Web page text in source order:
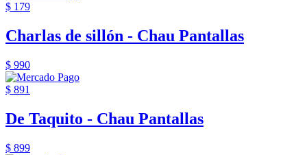
$ 179
Charlas de sillón - Chau Pantallas
$ 990
$ 891
De Taquito - Chau Pantallas
$ 899